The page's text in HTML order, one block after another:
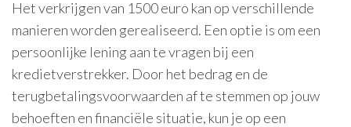
Het verkrijgen van 1500 euro kan op verschillende
manieren worden gerealiseerd. Een optie is om een
persoonlijke lening aan te vragen bij een
kredietverstrekker. Door het bedrag en de
terugbetalingsvoorwaarden af te stemmen op jouw
behoeften en financiële situatie, kun je op een